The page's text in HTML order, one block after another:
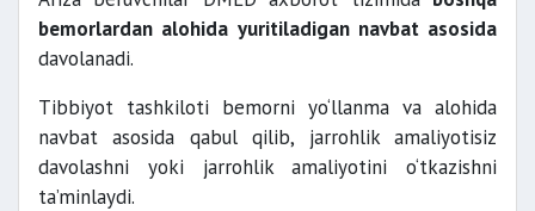
bemorlardan alohida yuritiladigan navbat asosida
davolanadi.
Tibbiyot tashkiloti bemorni yo‘llanma va alohida
navbat asosida qabul qilib, jarrohlik amaliyotisiz
davolashni yoki jarrohlik amaliyotini o‘tkazishni
ta’minlaydi.